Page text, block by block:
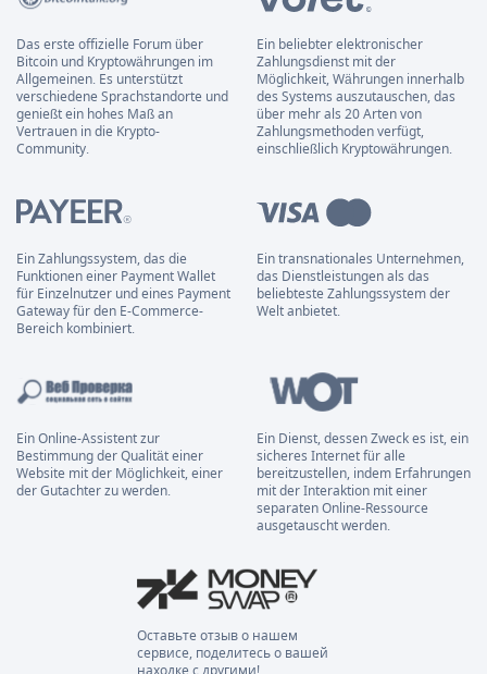
Das erste offizielle Forum über
Bitcoin und Kryptowährungen im
Allgemeinen. Es unterstützt
verschiedene Sprachstandorte und
genießt ein hohes Maß an
Vertrauen in die Krypto-
Community.
Ein beliebter elektronischer
Zahlungsdienst mit der
Möglichkeit, Währungen innerhalb
des Systems auszutauschen, das
über mehr als 20 Arten von
Zahlungsmethoden verfügt,
einschließlich Kryptowährungen.
Ein Zahlungssystem, das die
Funktionen einer Payment Wallet
für Einzelnutzer und eines Payment
Gateway für den E-Commerce-
Bereich kombiniert.
Ein transnationales Unternehmen,
das Dienstleistungen als das
beliebteste Zahlungssystem der
Welt anbietet.
Ein Online-Assistent zur
Bestimmung der Qualität einer
Website mit der Möglichkeit, einer
der Gutachter zu werden.
Ein Dienst, dessen Zweck es ist, ein
sicheres Internet für alle
bereitzustellen, indem Erfahrungen
mit der Interaktion mit einer
separaten Online-Ressource
ausgetauscht werden.
Оставьте отзыв о нашем
сервисе, поделитесь о вашей